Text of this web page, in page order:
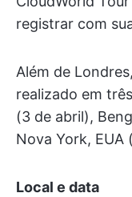
registrar com
Além de
realizado em
(3 de abril),
Nova York, EUA
Local e data